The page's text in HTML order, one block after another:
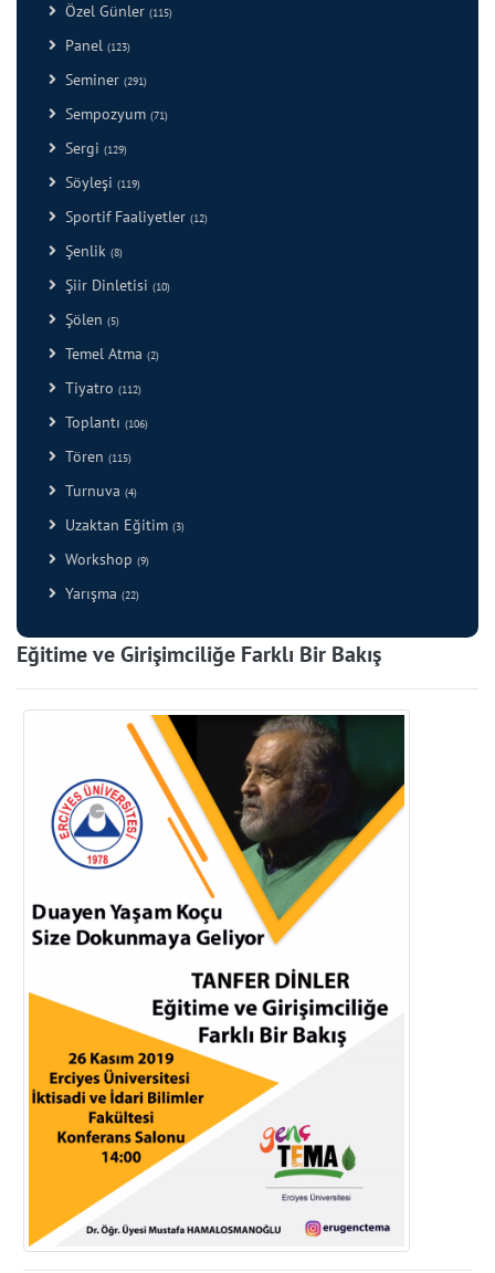
Özel Günler (115)
Panel (123)
Seminer (291)
Sempozyum (71)
Sergi (129)
Söyleşi (119)
Sportif Faaliyetler (12)
Şenlik (8)
Şiir Dinletisi (10)
Şölen (5)
Temel Atma (2)
Tiyatro (112)
Toplantı (106)
Tören (115)
Turnuva (4)
Uzaktan Eğitim (3)
Workshop (9)
Yarışma (22)
Eğitime ve Girişimciliğe Farklı Bir Bakış